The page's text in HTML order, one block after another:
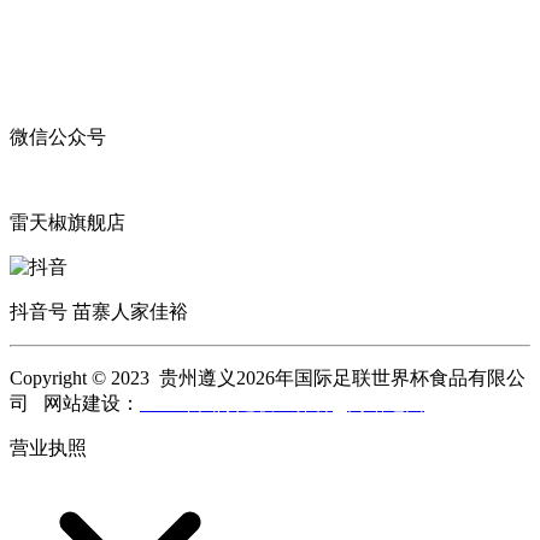
微信公众号
雷天椒旗舰店
抖音号 苗寨人家佳裕
Copyright © 2023 贵州遵义2026年国际足联世界杯食品有限公
司 网站建设：
营业执照